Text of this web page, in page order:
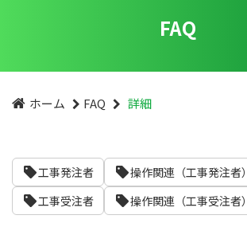
FAQ
ホーム FAQ 詳細
工事発注者
操作関連（工事発注者）
工事受注者
操作関連（工事受注者）